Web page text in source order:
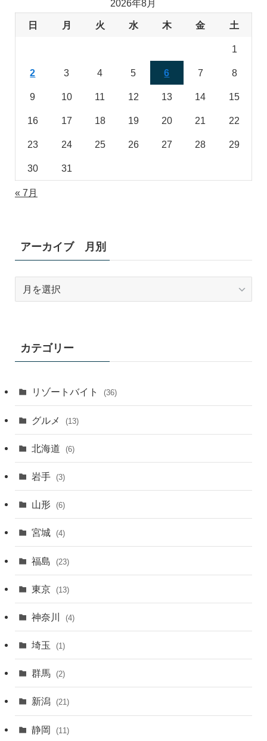
2026年8月
日 月 火 水 木 金 土
1
2 3 4 5 6 7 8
9 10 11 12 13 14 15
16 17 18 19 20 21 22
23 24 25 26 27 28 29
30 31
« 7月
アーカイブ 月別
ブ
カテゴリー
リゾートバイト (36)
グルメ (13)
北海道 (6)
岩手 (3)
山形 (6)
宮城 (4)
福島 (23)
東京 (13)
神奈川 (4)
埼玉 (1)
群馬 (2)
新潟 (21)
静岡 (11)